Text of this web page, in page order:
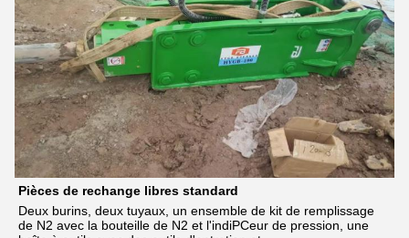
Pièces de rechange libres standard
Deux burins, deux tuyaux, un ensemble de kit de remplissage
de N2 avec la bouteille de N2 et l'indiPCeur de pression, une